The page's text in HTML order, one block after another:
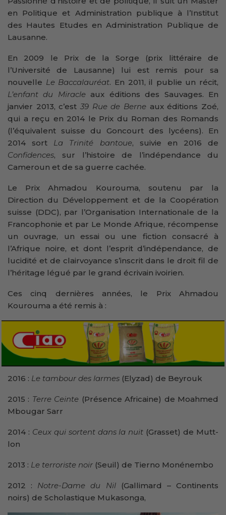
en Politique et Administration publique à l’Institut
des Hautes Etudes en Administration Publique de
Lausanne.
En 2009 le Prix de la Sorge (prix littéraire de
l’Université de Lausanne) lui est remis pour sa
nouvelle Le Baccalauréat. En 2011, il publie un récit,
L’enfant du Miracleaux éditions des Sauvages. En
janvier 2013, c’est 39 Rue de Berne aux éditions Zoé,
qui a reçu en 2014 le Prix du Roman des Romands
(l’équivalent suisse du Goncourt des lycéens). En
2014 sort La Trinité bantoue, suivie en 2016 de
Confidences, sur l’histoire de l’indépendance du
Cameroun et de sa guerre cachée.
Le Prix Ahmadou Kourouma, soutenu par la
Direction du Développement et de la Coopération
suisse (DDC), par l’Organisation Internationale de la
Francophonie et par Le Monde Afrique, récompense
un ouvrage, un essai ou une fiction consacré à
l’Afrique noire, et dont l’esprit d’indépendance, de
lucidité et de clairvoyance s’inscrit dans le droit fil de
l’héritage légué par le grand écrivain ivoirien.
Ces cinq dernières années, le Prix Ahmadou
Kourouma a été remis à :
2016 : Le tambour des larmes (Elyzad) de Beyrouk
2015 : Terre Ceinte (Présence Africaine) de Moahmed
Mbougar Sarr
2014 : Ceux qui sortent dans la nuit (Grasset) de Mutt-
lon
2013 : Le terroriste noir (Seuil) de Tierno Monénembo
2012 : Notre-Dame du Nil(Gallimard – Continents
noirs) de Scholastique Mukasonga,